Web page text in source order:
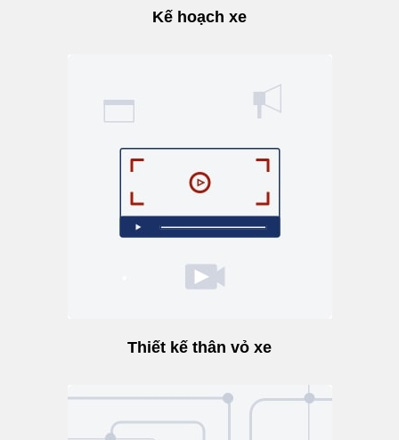
Kế hoạch xe
Thiết kế thân vỏ xe